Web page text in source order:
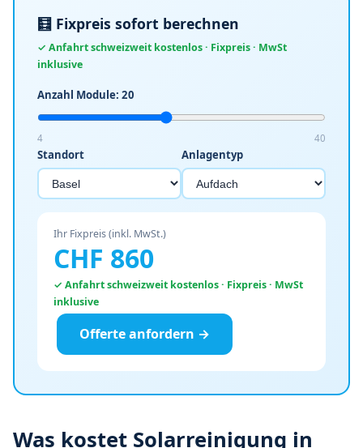
🧮 Fixpreis sofort berechnen
✓ Anfahrt schweizweit kostenlos · Fixpreis · MwSt
inklusive
Anzahl Module: 20
4 40
Standort Anlagentyp
Ihr Fixpreis (inkl. MwSt.)
CHF 860
✓ Anfahrt schweizweit kostenlos · Fixpreis · MwSt
inklusive
Offerte anfordern →
Was kostet Solarreinigung in